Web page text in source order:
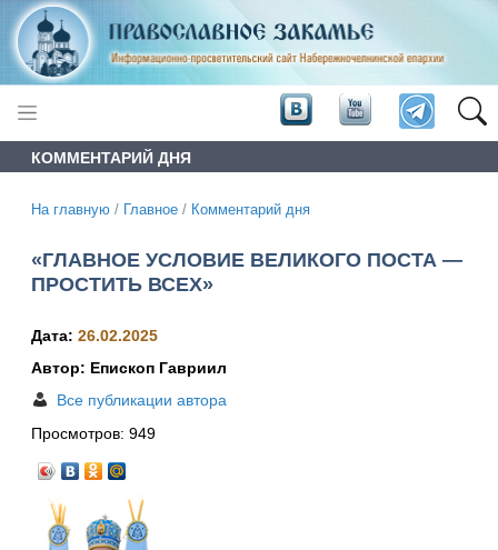
КОММЕНТАРИЙ ДНЯ
На главную / Главное / Комментарий дня
«ГЛАВНОЕ УСЛОВИЕ ВЕЛИКОГО ПОСТА —
ПРОСТИТЬ ВСЕХ»
Дата: 26.02.2025
Автор: Епископ Гавриил
Все публикации автора
Просмотров: 949